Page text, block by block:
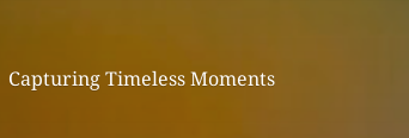
Capturing Timeless Moments